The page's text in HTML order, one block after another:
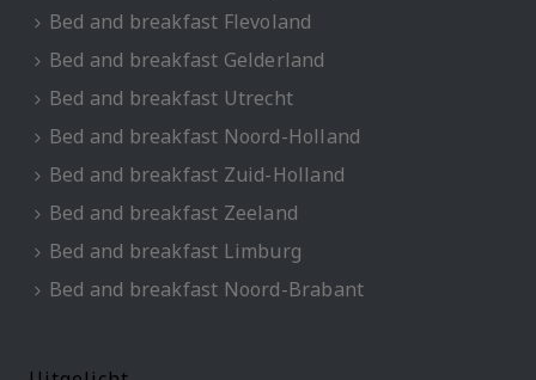
Bed and breakfast Flevoland
Bed and breakfast Gelderland
Bed and breakfast Utrecht
Bed and breakfast Noord-Holland
Bed and breakfast Zuid-Holland
Bed and breakfast Zeeland
Bed and breakfast Limburg
Bed and breakfast Noord-Brabant